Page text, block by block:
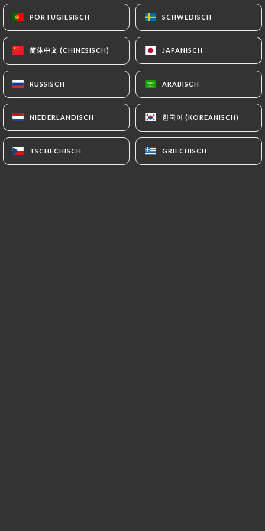
PORTUGIESISCH SCHWEDISCH
简体中文 (CHINESISCH) JAPANISCH
RUSSISCH ARABISCH
NIEDERLÄNDISCH 한국어 (KOREANISCH)
TSCHECHISCH GRIECHISCH
PORTUGIESISCH SCHWEDISCH
简体中文 (CHINESISCH) JAPANISCH
RUSSISCH ARABISCH
NIEDERLÄNDISCH 한국어 (KOREANISCH)
TSCHECHISCH GRIECHISCH